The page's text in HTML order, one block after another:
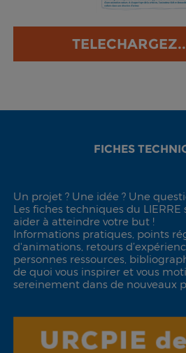
FICHES
Un projet ? Une idée ? Une
Les fiches techniques du
aider à atteindre votre but !
Informations pratiques, points
d'animations, retours
personnes ressources,
de quoi vous inspirer et vous
sereinement dans de nouveaux